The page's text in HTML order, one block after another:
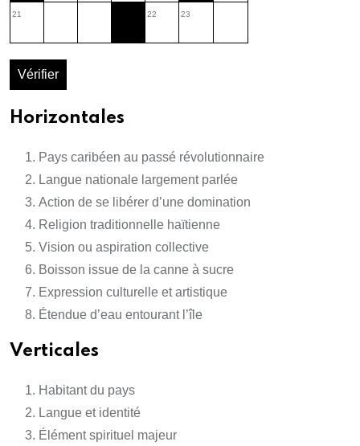
21 22 23
Vérifier
Horizontales
Pays caribéen au passé révolutionnaire
Langue nationale largement parlée
Action de se libérer d’une domination
Religion traditionnelle haïtienne
Vision ou aspiration collective
Boisson issue de la canne à sucre
Expression culturelle et artistique
Étendue d’eau entourant l’île
Verticales
Habitant du pays
Langue et identité
Élément spirituel majeur